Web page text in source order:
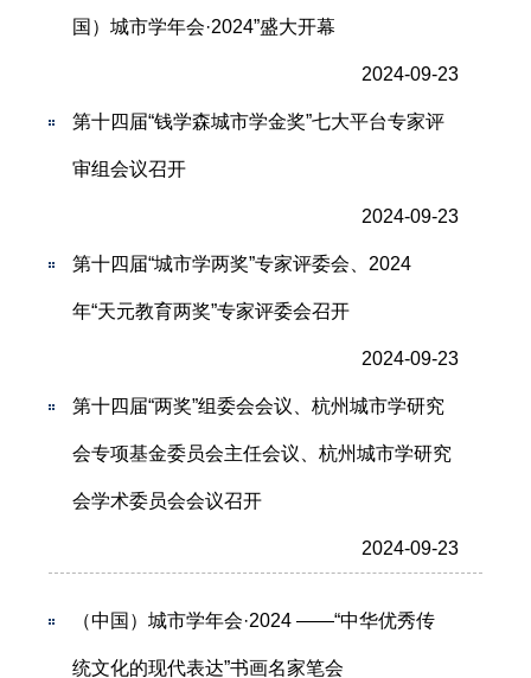
国）城市学年会·2024”盛大开幕
2024-09-23
第十四届“钱学森城市学金奖”七大平台专家评
审组会议召开
2024-09-23
第十四届“城市学两奖”专家评委会、2024
年“天元教育两奖”专家评委会召开
2024-09-23
第十四届“两奖”组委会会议、杭州城市学研究
会专项基金委员会主任会议、杭州城市学研究
会学术委员会会议召开
2024-09-23
（中国）城市学年会·2024 ——“中华优秀传
统文化的现代表达”书画名家笔会